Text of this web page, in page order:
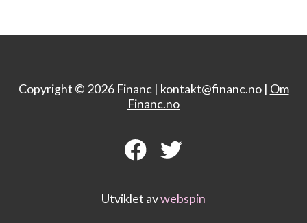
Copyright © 2026 Financ | kontakt@financ.no | Om
Financ.no
Utviklet avwebspin